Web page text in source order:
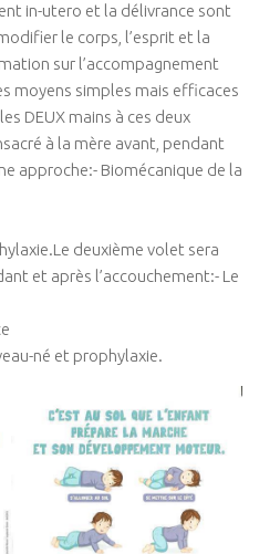
Pré et post natal
in-utero et la délivrance sont
le corps, l’esprit et la
sur l’accompagnement
moyens simples mais efficaces
DEUX mains à ces deux
à la mère avant, pendant
approche:- Biomécanique de la
deuxième volet sera
et après l’accouchement:- Le
né et prophylaxie.